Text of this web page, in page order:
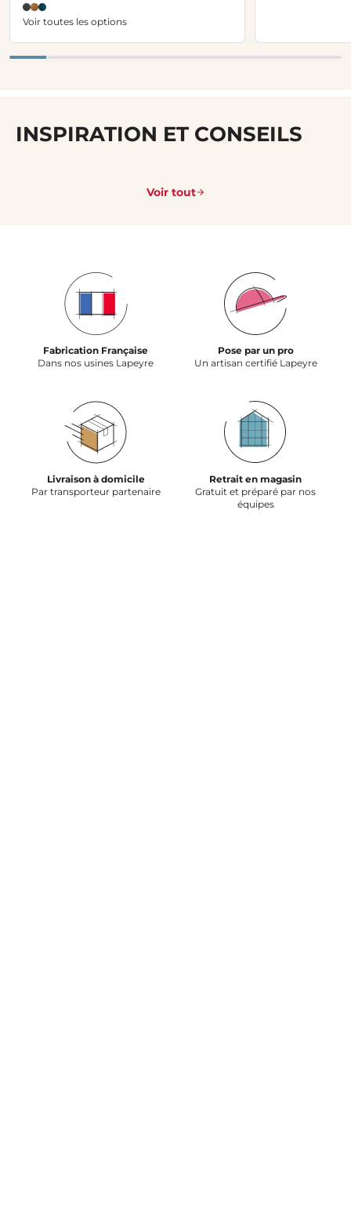
Voir toutes les options
INSPIRATION ET CONSEILS
Voir tout
Fabrication Française
Dans nos usines Lapeyre
Pose par un pro
Un artisan certifié Lapeyre
Livraison à domicile
Par transporteur partenaire
Retrait en magasin
Gratuit et préparé par nos
équipes